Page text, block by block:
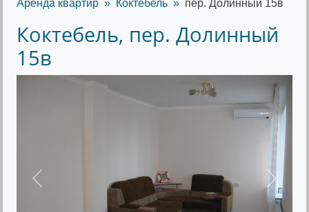
Аренда квартир Коктебель пер. Долинный 15в
Коктебель, пер. Долинный
15в
Предыдущее